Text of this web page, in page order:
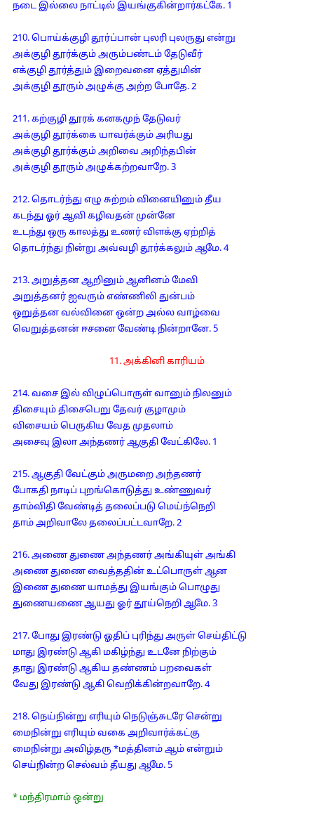
நடை இல்லை நாட்டில் இயங்குகின்றார்கட்கே. 1
210. பொய்க்குழி தூர்ப்பான் புலரி புலருது என்று
அக்குழி தூர்க்கும் அரும்பண்டம் தேடுவீர்
எக்குழி தூர்த்தும் இறைவனை ஏத்துமின்
அக்குழி தூரும் அழுக்கு அற்ற போதே. 2
211. கற்குழி தூரக் கனகமுந் தேடுவர்
அக்குழி தூர்க்கை யாவர்க்கும் அரியது
அக்குழி தூர்க்கும் அறிவை அறிந்தபின்
அக்குழி தூரும் அழுக்கற்றவாறே. 3
212. தொடர்ந்து எழு சுற்றம் வினையினும் தீய
கடந்து ஓர் ஆவி கழிவதன் முன்னே
உடந்து ஒரு காலத்து உணர் விளக்கு ஏற்றித்
தொடர்ந்து நின்று அவ்வழி தூர்க்கலும் ஆமே. 4
213. அறுத்தன ஆறினும் ஆனினம் மேவி
அறுத்தனர் ஐவரும் எண்ணிலி துன்பம்
ஒறுத்தன வல்வினை ஒன்ற அல்ல வாழ்வை
வெறுத்தனன் ஈசனை வேண்டி நின்றானே. 5
11. அக்கினி காரியம்
214. வசை இல் விழுப்பொருள் வானும் நிலனும்
திசையும் திசைபெறு தேவர் குழாமும்
விசையம் பெருகிய வேத முதலாம்
அசைவு இலா அந்தணர் ஆகுதி வேட்கிலே. 1
215. ஆகுதி வேட்கும் அருமறை அந்தணர்
போகதி நாடிப் புறங்கொடுத்து உண்ணுவர்
தாம்விதி வேண்டித் தலைப்படு மெய்ந்நெறி
தாம் அறிவாலே தலைப்பட்டவாறே. 2
216. அணை துணை அந்தணர் அங்கியுள் அங்கி
அணை துணை வைத்ததின் உட்பொருள் ஆன
இணை துணை யாமத்து இயங்கும் பொழுது
துணையணை ஆயது ஓர் தூய்நெறி ஆமே. 3
217. போது இரண்டு ஓதிப் புரிந்து அருள் செய்திட்டு
மாது இரண்டு ஆகி மகிழ்ந்து உடனே நிற்கும்
தாது இரண்டு ஆகிய தண்ணம் பறவைகள்
வேது இரண்டு ஆகி வெறிக்கின்றவாறே. 4
218. நெய்நின்று எரியும் நெடுஞ்சுடரே சென்று
மைநின்று எரியும் வகை அறிவார்க்கட்கு
மைநின்று அவிழ்தரு *மத்தினம் ஆம் என்றும்
செய்நின்ற செல்வம் தீயது ஆமே. 5
* மந்திரமாம் ஒன்று